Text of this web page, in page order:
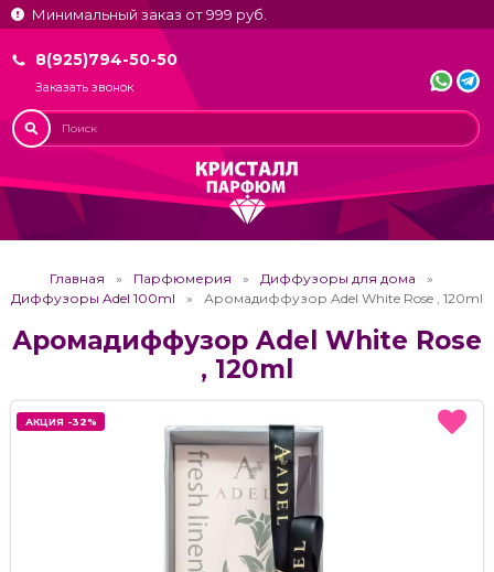
Минимальный заказ от 999 руб.
8(925)794-50-50
Заказать звонок
Главная Парфюмерия
Диффузоры для дома
Диффузоры Adel 100ml
Аромадиффузор Adel White Rose , 120ml
Аромадиффузор Adel White Rose
, 120ml
АКЦИЯ -32%
АКЦИЯ -32%